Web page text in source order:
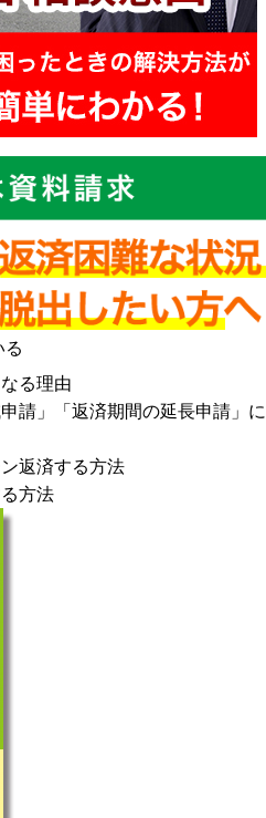
る
る理由
請」「返済期間の延長申請」に
返済する方法
方法